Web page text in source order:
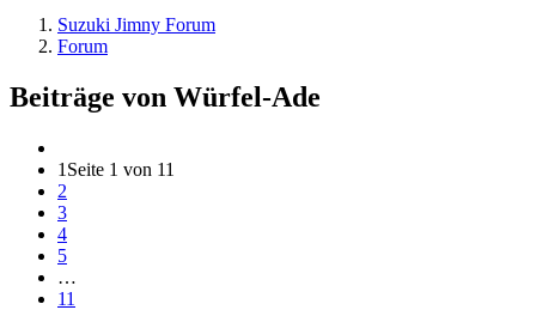
Suzuki Jimny Forum
Forum
Beiträge von Würfel-Ade
1 Seite 1 von 11
2
3
4
5
…
11